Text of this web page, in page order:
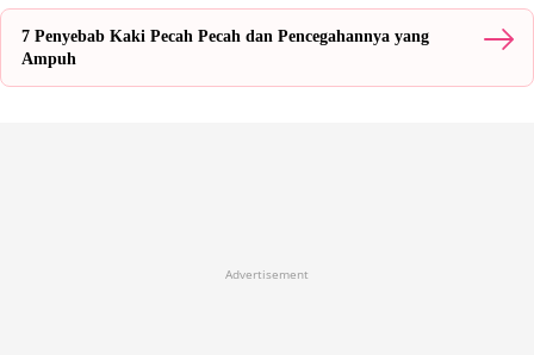
7 Penyebab Kaki Pecah Pecah dan Pencegahannya yang
Ampuh
Advertisement